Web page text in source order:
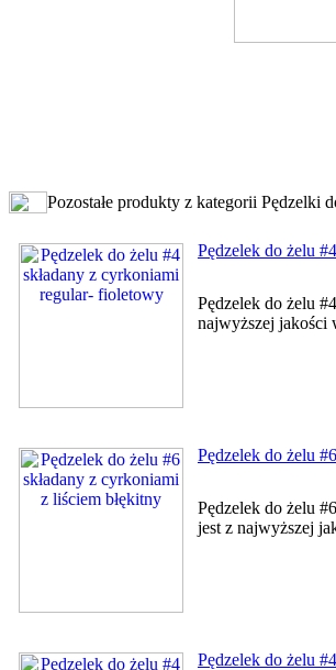
Pozostałe produkty z kategorii Pędzelki
Pędzelek do żelu
Pędzelek do żelu
najwyższej jakości
Pędzelek do żelu
Pędzelek do żelu
jest z najwyższej
Pędzelek do żelu